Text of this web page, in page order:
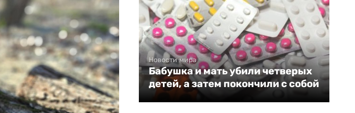
Новости мира
Бабушка и мать убили четверых
детей, а затем покончили с собой